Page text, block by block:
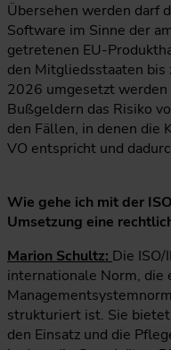
Übersehen werden darf
Software im Sinne der
getretenen EU-
den Mitgliedsstaaten bis
2026 umgesetzt
Bußgeldern das Risiko
den Fällen, in denen die
VO entspricht und
Wie gehe ich mit der
Umsetzung eine
Marion Schultz: Die
internationale Norm, die
strukturiert ist. Sie
den Einsatz und die